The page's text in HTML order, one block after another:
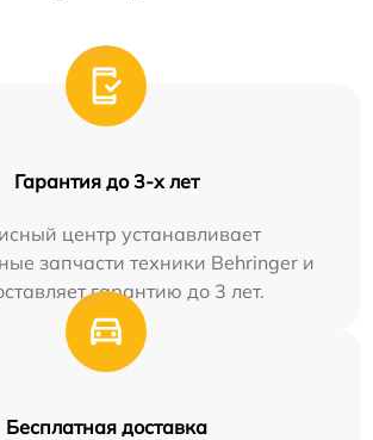
Гарантия до 3-х лет
центр устанавливает
запчасти техники Behringer и
гарантию до 3 лет.
Бесплатная доставка